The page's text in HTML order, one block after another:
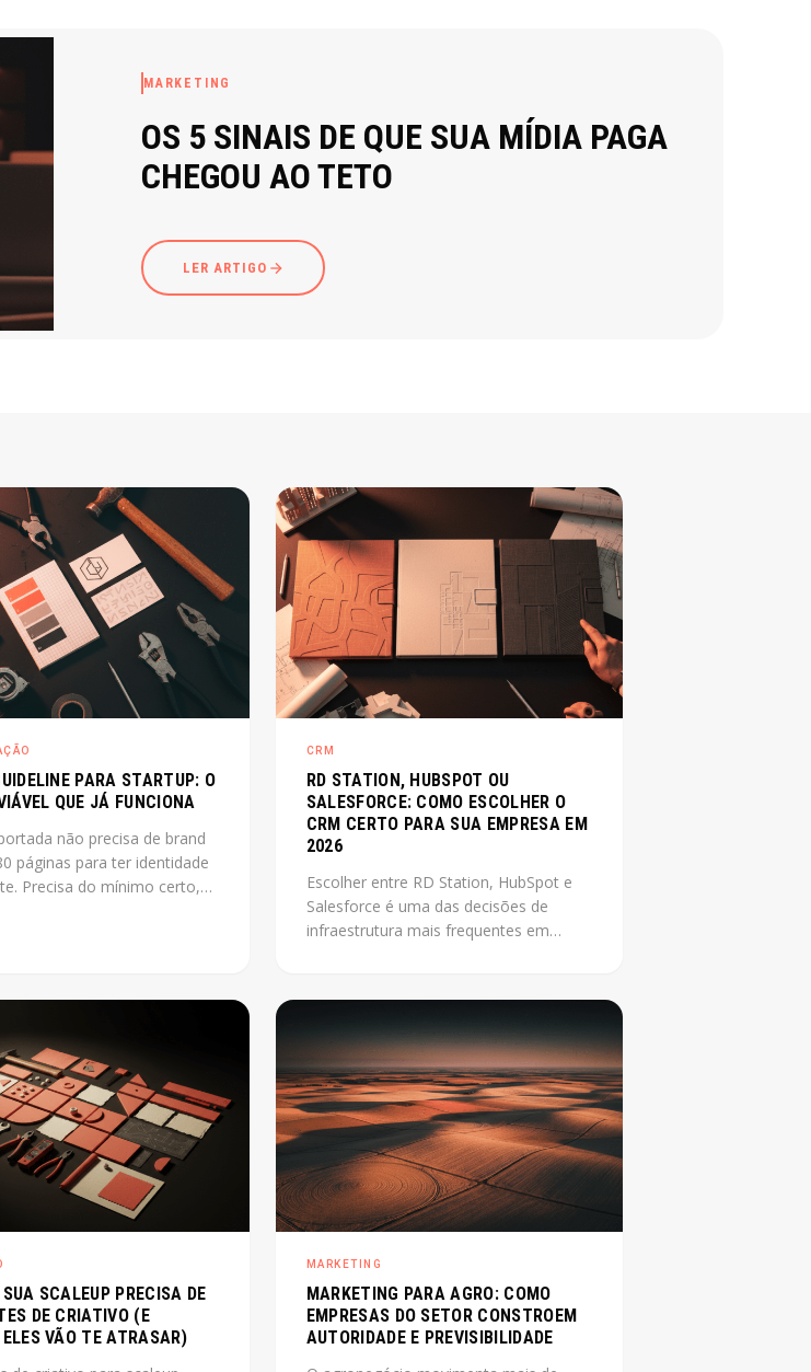
MARKETING
OS 5 SINAIS DE QUE SUA MÍDIA PAGA
CHEGOU AO TETO
LER ARTIGO
PARA STARTUP: O
QUE JÁ FUNCIONA
não precisa de brand
páginas para ter identidade
Precisa do mínimo certo,
CRM
RD STATION, HUBSPOT OU
SALESFORCE: COMO ESCOLHER O
CRM CERTO PARA SUA EMPRESA EM
2026
Escolher entre RD Station, HubSpot e
Salesforce é uma das decisões de
infraestrutura mais frequentes em
problema é que a maioria das
comparações disponíveis foi escrita por
revendedores de uma das plataformas.
Este post não tem esse conflito: mostra
os critérios reais que definem a escolha
certa para cada contexto.
SCALEUP PRECISA DE
DE CRIATIVO (E
ELES VÃO TE ATRASAR)
MARKETING
MARKETING PARA AGRO: COMO
EMPRESAS DO SETOR CONSTROEM
AUTORIDADE E PREVISIBILIDADE